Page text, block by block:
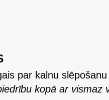
par kalnu slēpošanu
kopā ar vismaz